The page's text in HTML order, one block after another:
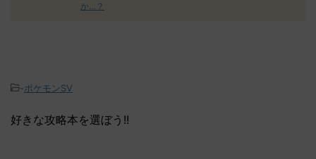
か…？
ポケモンSV
好きな攻略本を選ぼう!!